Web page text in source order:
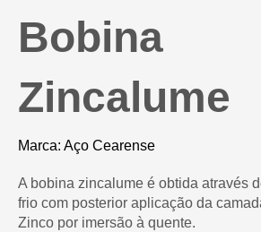
Bobina
Zincalume
Marca: Aço Cearense
A bobina zincalume é obtida através
frio com posterior aplicação da
Zinco por imersão à quente.